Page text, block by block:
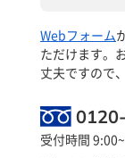
Webフォーム
ただけます。
丈夫ですので
受付時間